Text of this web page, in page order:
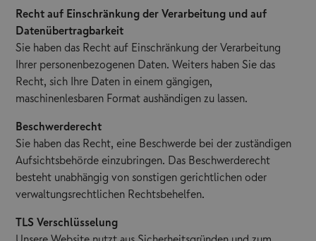
Recht auf Einschränkung der Verarbeitung und auf
Datenübertragbarkeit
Sie haben das Recht auf Einschränkung der Verarbeitung
Ihrer personenbezogenen Daten. Weiters haben Sie das
Recht, sich Ihre Daten in einem gängigen,
maschinenlesbaren Format aushändigen zu lassen.
Beschwerderecht
Sie haben das Recht, eine Beschwerde bei der zuständigen
Aufsichtsbehörde einzubringen. Das Beschwerderecht
besteht unabhängig von sonstigen gerichtlichen oder
verwaltungsrechtlichen Rechtsbehelfen.
TLS Verschlüsselung